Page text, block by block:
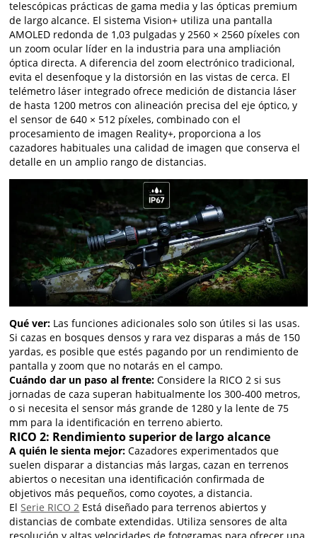
telescópicas prácticas de gama media y las ópticas premium
de largo alcance. El sistema Vision+ utiliza una pantalla
AMOLED redonda de 1,03 pulgadas y 2560 × 2560 píxeles con
un zoom ocular líder en la industria para una ampliación
óptica directa. A diferencia del zoom electrónico tradicional,
evita el desenfoque y la distorsión en las vistas de cerca. El
telémetro láser integrado ofrece medición de distancia láser
de hasta 1200 metros con alineación precisa del eje óptico, y
el sensor de 640 × 512 píxeles, combinado con el
procesamiento de imagen Reality+, proporciona a los
cazadores habituales una calidad de imagen que conserva el
detalle en un amplio rango de distancias.
Qué ver: Las funciones adicionales solo son útiles si las usas.
Si cazas en bosques densos y rara vez disparas a más de 150
yardas, es posible que estés pagando por un rendimiento de
pantalla y zoom que no notarás en el campo.
Cuándo dar un paso al frente: Considere la RICO 2 si sus
jornadas de caza superan habitualmente los 300-400 metros,
o si necesita el sensor más grande de 1280 y la lente de 75
mm para la identificación en terreno abierto.
RICO 2: Rendimiento superior de largo alcance
A quién le sienta mejor: Cazadores experimentados que
suelen disparar a distancias más largas, cazan en terrenos
abiertos o necesitan una identificación confirmada de
objetivos más pequeños, como coyotes, a distancia.
ElSerie RICO 2 Está diseñado para terrenos abiertos y
distancias de combate extendidas. Utiliza sensores de alta